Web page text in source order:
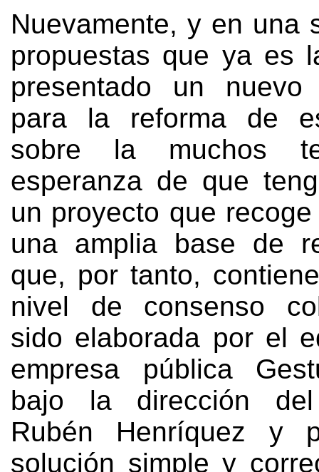
Nuevamente, y en una
propuestas que ya es
presentado un nuevo
para la reforma de
sobre la muchos
esperanza de que
un proyecto que
una amplia base de
que, por tanto,
nivel de consenso
sido elaborada por el
empresa pública
bajo la dirección del
Rubén Henríquez y
solución simple y